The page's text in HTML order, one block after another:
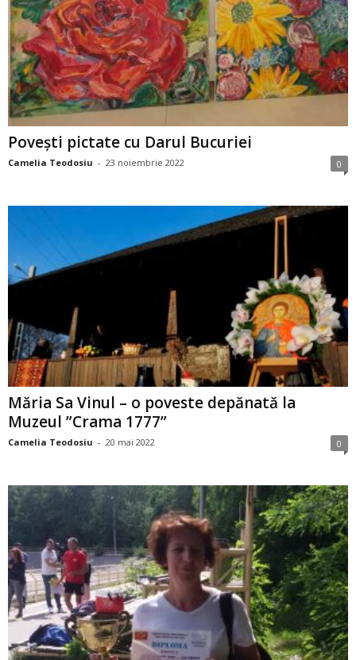
Povești pictate cu Darul Bucuriei
Camelia Teodosiu - 23 noiembrie 2022 0
Măria Sa Vinul – o poveste depănată la
Muzeul ”Crama 1777”
Camelia Teodosiu - 20 mai 2022 0